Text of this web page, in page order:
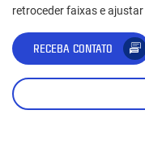
retroceder faixas e
RECEBA CONTATO